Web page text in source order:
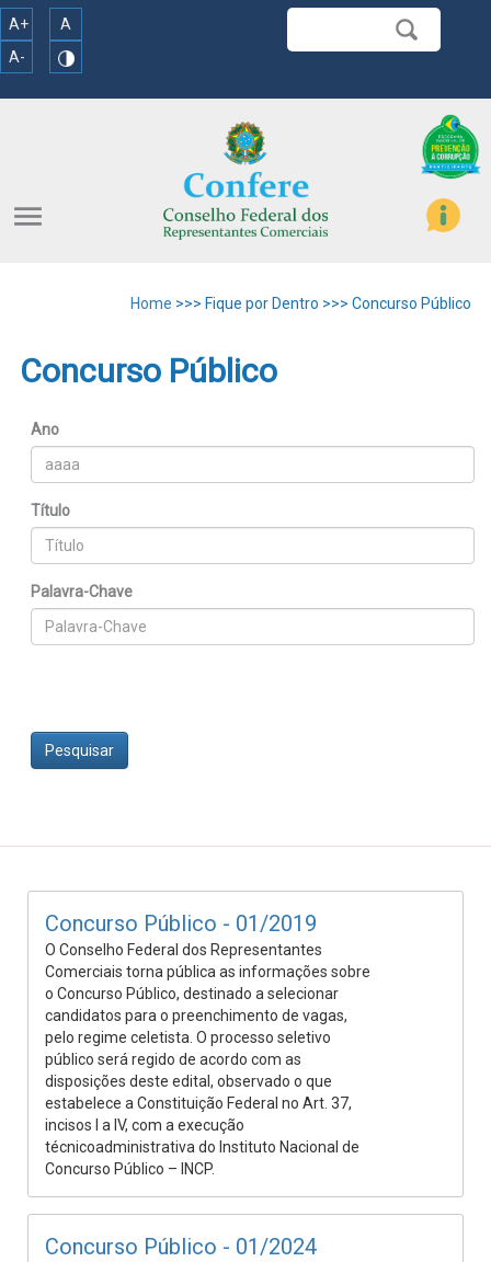
A+
A
A-
menu
Home >>> Fique por Dentro >>> Concurso Público
Concurso Público
Ano
Título
Palavra-Chave
Pesquisar
Concurso Público - 01/2019
O Conselho Federal dos Representantes
Comerciais torna pública as informações sobre
o Concurso Público, destinado a selecionar
candidatos para o preenchimento de vagas,
pelo regime celetista. O processo seletivo
público será regido de acordo com as
disposições deste edital, observado o que
estabelece a Constituição Federal no Art. 37,
incisos I a IV, com a execução
técnicoadministrativa do Instituto Nacional de
Concurso Público – INCP.
Concurso Público - 01/2024